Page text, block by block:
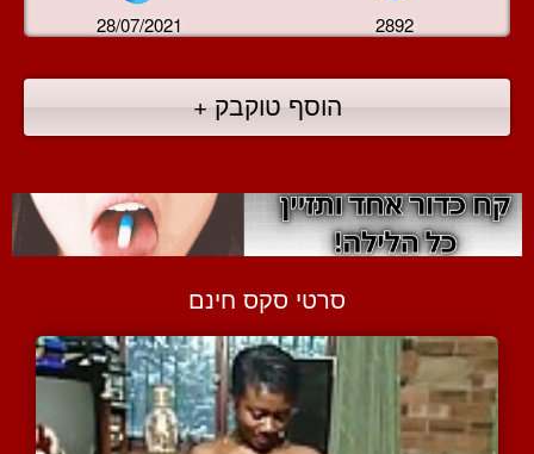
28/07/2021 2892
הוסף טוקבק +
סרטי סקס חינם